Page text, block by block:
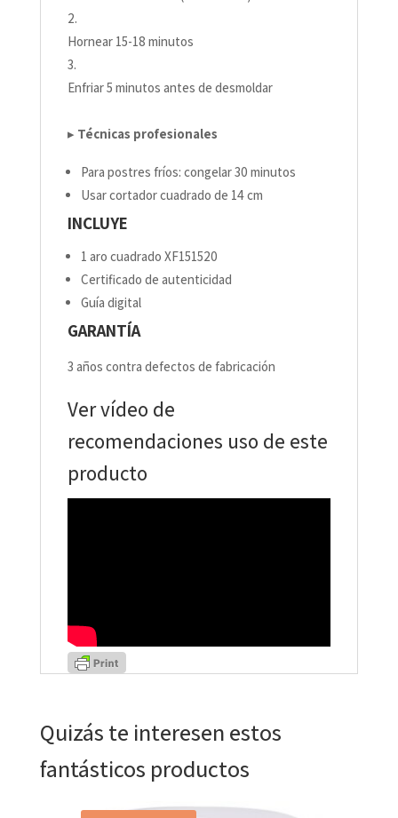
Hornear 15-18 minutos
Enfriar 5 minutos antes de desmoldar
▸ Técnicas profesionales
Para postres fríos: congelar 30 minutos
Usar cortador cuadrado de 14 cm
INCLUYE
1 aro cuadrado XF151520
Certificado de autenticidad
Guía digital
GARANTÍA
3 años contra defectos de fabricación
Ver vídeo de
recomendaciones uso de este
producto
Quizás te interesen estos
fantásticos productos